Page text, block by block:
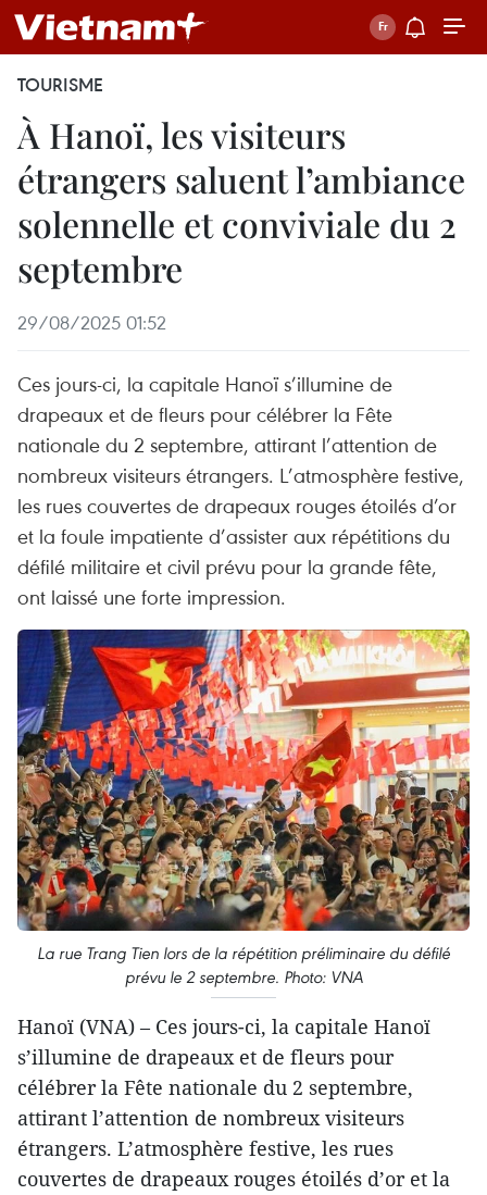
TOURISME
À Hanoï, les visiteurs
étrangers saluent l’ambiance
solennelle et conviviale du 2
septembre
29/08/2025 01:52
Ces jours-ci, la capitale Hanoï s’illumine de
drapeaux et de fleurs pour célébrer la Fête
nationale du 2 septembre, attirant l’attention de
nombreux visiteurs étrangers. L’atmosphère festive,
les rues couvertes de drapeaux rouges étoilés d’or
et la foule impatiente d’assister aux répétitions du
défilé militaire et civil prévu pour la grande fête,
ont laissé une forte impression.
La rue Trang Tien lors de la répétition préliminaire du défilé
prévu le 2 septembre. Photo: VNA
Hanoï (VNA) – Ces jours-ci, la capitale Hanoï
s’illumine de drapeaux et de fleurs pour
célébrer la Fête nationale du 2 septembre,
attirant l’attention de nombreux visiteurs
étrangers. L’atmosphère festive, les rues
couvertes de drapeaux rouges étoilés d’or et la